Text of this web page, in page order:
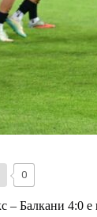
0
– Балкани 4:0 е